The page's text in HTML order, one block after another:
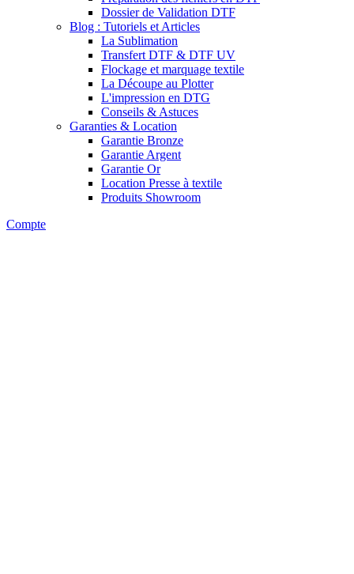
Dossier de Validation DTF
Blog : Tutoriels et Articles
La Sublimation
Transfert DTF & DTF UV
Flockage et marquage textile
La Découpe au Plotter
L'impression en DTG
Conseils & Astuces
Garanties & Location
Garantie Bronze
Garantie Argent
Garantie Or
Location Presse à textile
Produits Showroom
Compte